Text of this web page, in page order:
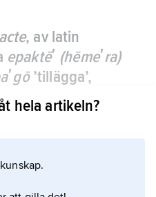
, av latin
epaktēʹ (hēmeʹra)
’tillägga’,
term som har att
av datum för
dygn som den 1
hela artikeln?